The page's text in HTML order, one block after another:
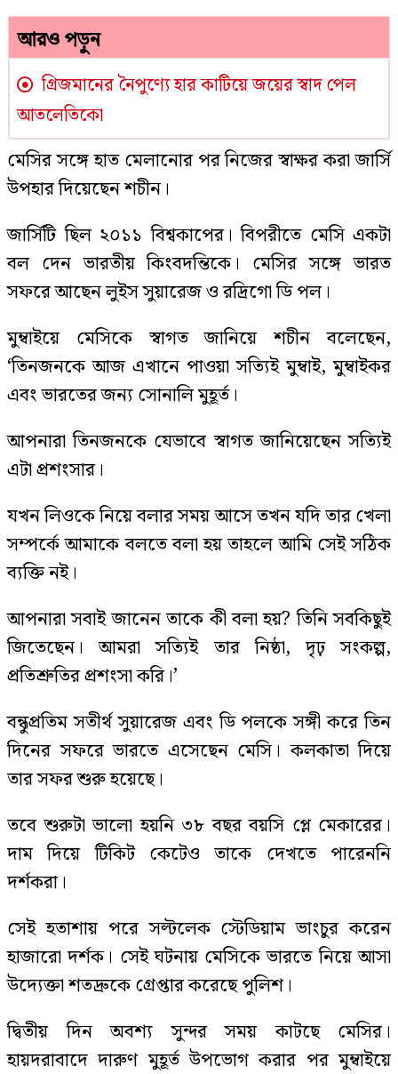
আরও পড়ুন
গ্রিজমানের নৈপুণ্যে হার কাটিয়ে জয়ের স্বাদ পেল
আতলেতিকো
মেসির সঙ্গে হাত মেলানোর পর নিজের স্বাক্ষর করা জার্সি
উপহার দিয়েছেন শচীন।
জার্সিটি ছিল ২০১১ বিশ্বকাপের। বিপরীতে মেসি একটা
বল দেন ভারতীয় কিংবদন্তিকে। মেসির সঙ্গে ভারত
সফরে আছেন লুইস সুয়ারেজ ও রদ্রিগো ডি পল।
মুম্বাইয়ে মেসিকে স্বাগত জানিয়ে শচীন বলেছেন,
‘তিনজনকে আজ এখানে পাওয়া সত্যিই মুম্বাই, মুম্বাইকর
এবং ভারতের জন্য সোনালি মুহূর্ত।
আপনারা তিনজনকে যেভাবে স্বাগত জানিয়েছেন সত্যিই
এটা প্রশংসার।
যখন লিওকে নিয়ে বলার সময় আসে তখন যদি তার খেলা
সম্পর্কে আমাকে বলতে বলা হয় তাহলে আমি সেই সঠিক
ব্যক্তি নই।
আপনারা সবাই জানেন তাকে কী বলা হয়? তিনি সবকিছুই
জিতেছেন। আমরা সত্যিই তার নিষ্ঠা, দৃঢ় সংকল্প,
প্রতিশ্রুতির প্রশংসা করি।’
বন্ধুপ্রতিম সতীর্থ সুয়ারেজ এবং ডি পলকে সঙ্গী করে তিন
দিনের সফরে ভারতে এসেছেন মেসি। কলকাতা দিয়ে
তার সফর শুরু হয়েছে।
তবে শুরুটা ভালো হয়নি ৩৮ বছর বয়সি প্লে মেকারের।
দাম দিয়ে টিকিট কেটেও তাকে দেখতে পারেননি
দর্শকরা।
সেই হতাশায় পরে সল্টলেক স্টেডিয়াম ভাংচুর করেন
হাজারো দর্শক। সেই ঘটনায় মেসিকে ভারতে নিয়ে আসা
উদ্যেক্তা শতদ্রুকে গ্রেপ্তার করেছে পুলিশ।
দ্বিতীয় দিন অবশ্য সুন্দর সময় কাটছে মেসির।
হায়দরাবাদে দারুণ মুহূর্ত উপভোগ করার পর মুম্বাইয়ে